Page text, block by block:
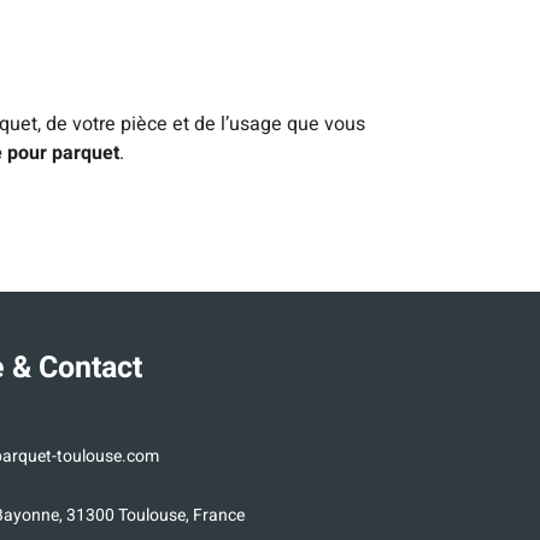
de votre pièce et de l’usage que vous
pour parquet.
Contact
toulouse.com
31300 Toulouse, France